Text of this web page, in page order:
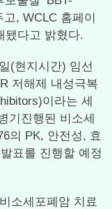
고, WCLC 홈페이
됐다고 밝혔다.
(현지시간) 임선
저해제 내성극복
이라는 세
기진행된 비소세
의 PK, 안전성, 효
표를 진행할 예정
소세포폐암 치료